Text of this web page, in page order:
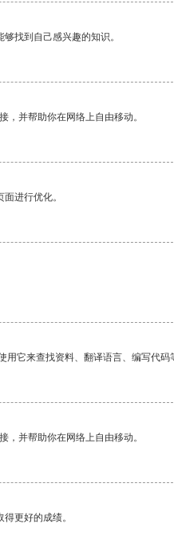
找到自己感兴趣的知识。
，并帮助你在网络上自由移动。
进行优化。
它来查找资料、翻译语言、编写代码
，并帮助你在网络上自由移动。
更好的成绩。